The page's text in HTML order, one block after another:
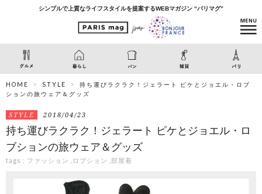
シンプルで上質なライフスタイルを提案するWEBマガジン “パリマグ”
HOME STYLE
持ち運びラクラク！ジェラート ピケとジョエル・ロブ
ションの旅ウェア＆グッズ
STYLE 2018/04/23
持ち運びラクラク！ジェラート ピケとジョエル・ロ
ブションの旅ウェア＆グッズ
tags : ファッション ロブション 部屋着